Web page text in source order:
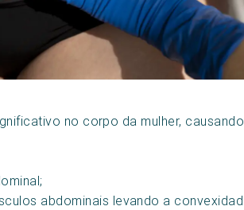
no corpo da mulher,
abdominais levando a